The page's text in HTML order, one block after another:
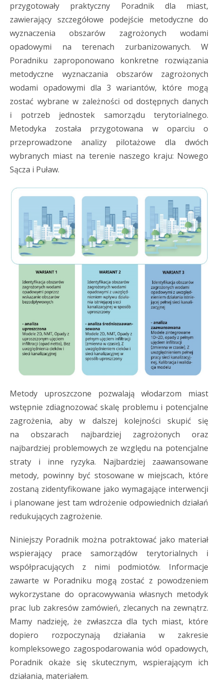
przygotowały praktyczny Poradnik dla miast,
zawierający szczegółowe podejście metodyczne do
wyznaczenia obszarów zagrożonych wodami
opadowymi na terenach zurbanizowanych. W
Poradniku zaproponowano konkretne rozwiązania
metodyczne wyznaczania obszarów zagrożonych
wodami opadowymi dla 3 wariantów, które mogą
zostać wybrane w zależności od dostępnych danych
i potrzeb jednostek samorządu terytorialnego.
Metodyka została przygotowana w oparciu o
przeprowadzone analizy pilotażowe dla dwóch
wybranych miast na terenie naszego kraju: Nowego
Sącza i Puław.
Metody uproszczone pozwalają włodarzom miast
wstępnie zdiagnozować skalę problemu i potencjalne
zagrożenia, aby w dalszej kolejności skupić się
na obszarach najbardziej zagrożonych oraz
najbardziej problemowych ze względu na potencjalne
straty i inne ryzyka. Najbardziej zaawansowane
metody, powinny być stosowane w miejscach, które
zostaną zidentyfikowane jako wymagające interwencji
i planowane jest tam wdrożenie odpowiednich działań
redukujących zagrożenie.
Niniejszy Poradnik można potraktować jako materiał
wspierający prace samorządów terytorialnych i
współpracujących z nimi podmiotów. Informacje
zawarte w Poradniku mogą zostać z powodzeniem
wykorzystane do opracowywania własnych metodyk
prac lub zakresów zamówień, zlecanych na zewnątrz.
Mamy nadzieję, że zwłaszcza dla tych miast, które
dopiero rozpoczynają działania w zakresie
kompleksowego zagospodarowania wód opadowych,
Poradnik okaże się skutecznym, wspierającym ich
działania, materiałem.